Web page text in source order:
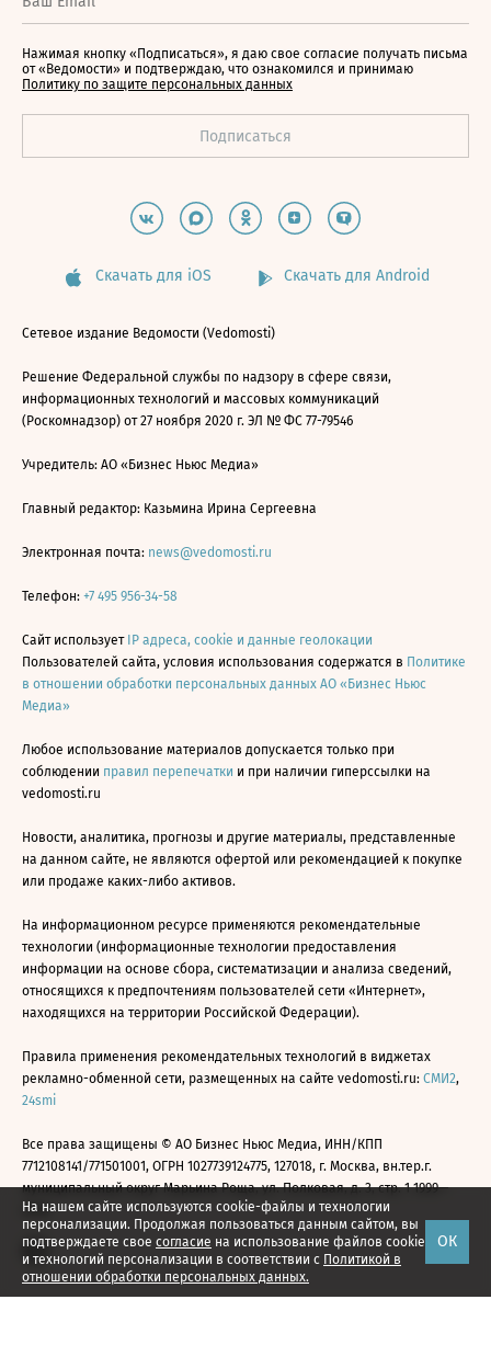
На нашем сайте используются cookie-файлы и технологии
персонализации. Продолжая пользоваться данным сайтом, вы
подтверждаете свое согласие на использование файлов cookie
и технологий персонализации в соответствии с Политикой в
отношении обработки персональных данных.
ОК
Нажимая кнопку «Подписаться», я даю свое согласие получать письма
от «Ведомости» и подтверждаю, что ознакомился и принимаю
Политику по защите персональных данных
Скачать для iOS Скачать для Android
Сетевое издание Ведомости (Vedomosti)
Решение Федеральной службы по надзору в сфере связи,
информационных технологий и массовых коммуникаций
(Роскомнадзор) от 27 ноября 2020 г. ЭЛ № ФС 77-79546
Учредитель: АО «Бизнес Ньюс Медиа»
Главный редактор: Казьмина Ирина Сергеевна
Электронная почта: news@vedomosti.ru
Телефон: +7 495 956-34-58
Сайт использует IP адреса, cookie и данные геолокации
Пользователей сайта, условия использования содержатся в Политике
в отношении обработки персональных данных АО «Бизнес Ньюс
Медиа»
Любое использование материалов допускается только при
соблюдении правил перепечатки и при наличии гиперссылки на
vedomosti.ru
Новости, аналитика, прогнозы и другие материалы, представленные
на данном сайте, не являются офертой или рекомендацией к покупке
или продаже каких-либо активов.
На информационном ресурсе применяются рекомендательные
технологии (информационные технологии предоставления
информации на основе сбора, систематизации и анализа сведений,
относящихся к предпочтениям пользователей сети «Интернет»,
находящихся на территории Российской Федерации).
Правила применения рекомендательных технологий в виджетах
рекламно-обменной сети, размещенных на сайте vedomosti.ru: СМИ2,
24smi
Все права защищены © АО Бизнес Ньюс Медиа, ИНН/КПП
7712108141/771501001, ОГРН 1027739124775, 127018, г. Москва, вн.тер.г.
муниципальный округ Марьина Роща, ул. Полковая, д. 3, стр. 1 1999—
2026